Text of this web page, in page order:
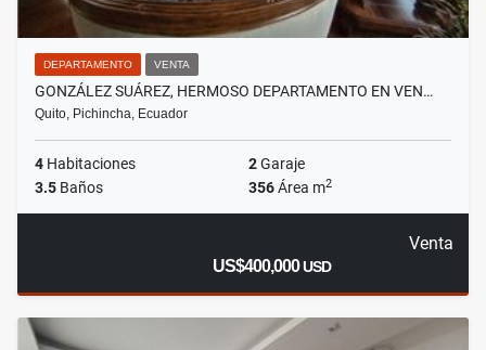
DEPARTAMENTO VENTA
GONZÁLEZ SUÁREZ, HERMOSO DEPARTAMENTO EN VEN…
Quito, Pichincha, Ecuador
4 Habitaciones 2Garaje
3.5 Baños 356Área m2
Venta
US$400,000USD